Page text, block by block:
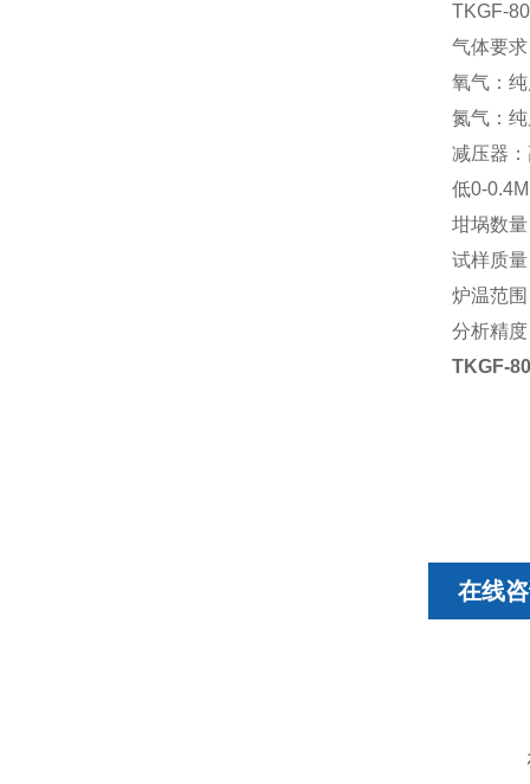
TKGF-
气体要
氧气：
氮气：
减压器
低0-
坩埚数
试样质
炉温范
分析精
TKGF-
在线